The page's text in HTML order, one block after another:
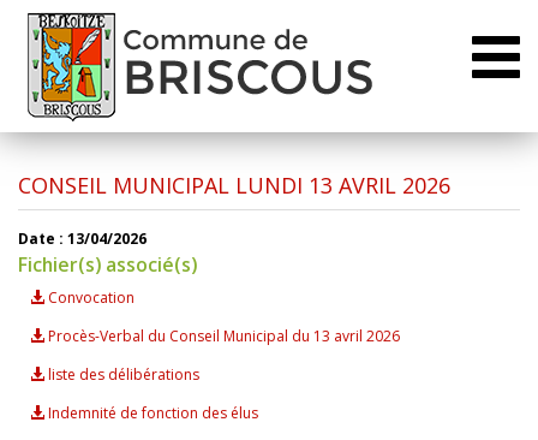
CONSEIL MUNICIPAL LUNDI 13 AVRIL 2026
Date : 13/04/2026
Fichier(s) associé(s)
Convocation
Procès-Verbal du Conseil Municipal du 13 avril 2026
liste des délibérations
Indemnité de fonction des élus